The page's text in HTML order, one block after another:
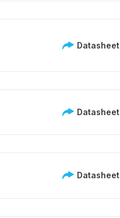
Datasheet
Datasheet
Datasheet